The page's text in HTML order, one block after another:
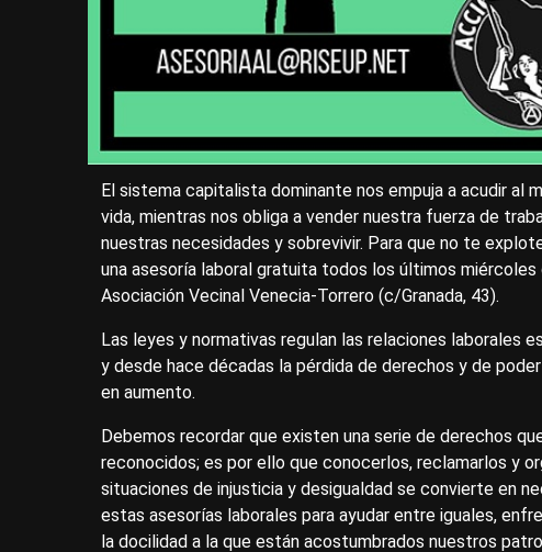
El sistema capitalista dominante nos empuja a acudir al
vida, mientras nos obliga a vender nuestra fuerza de
nuestras necesidades y sobrevivir. Para que no te
una asesoría laboral gratuita todos los últimos miércoles
Asociación Vecinal Venecia-Torrero (c/Granada, 43).
Las leyes y normativas regulan las relaciones laborales
y desde hace décadas la pérdida de derechos y de
en aumento.
Debemos recordar que existen una serie de derechos
reconocidos; es por ello que conocerlos, reclamarlos y
situaciones de injusticia y desigualdad se convierte en
estas asesorías laborales para ayudar entre iguales,
la docilidad a la que están acostumbrados nuestros